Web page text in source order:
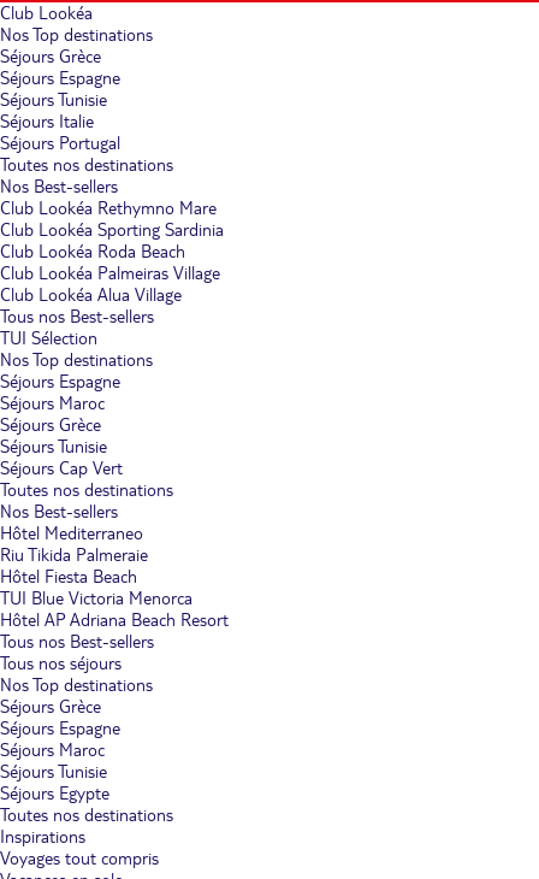
Club Lookéa
Nos Top destinations
Séjours Grèce
Séjours Espagne
Séjours Tunisie
Séjours Italie
Séjours Portugal
Toutes nos destinations
Nos Best-sellers
Club Lookéa Rethymno Mare
Club Lookéa Sporting Sardinia
Club Lookéa Roda Beach
Club Lookéa Palmeiras Village
Club Lookéa Alua Village
Tous nos Best-sellers
TUI Sélection
Nos Top destinations
Séjours Espagne
Séjours Maroc
Séjours Grèce
Séjours Tunisie
Séjours Cap Vert
Toutes nos destinations
Nos Best-sellers
Hôtel Mediterraneo
Riu Tikida Palmeraie
Hôtel Fiesta Beach
TUI Blue Victoria Menorca
Hôtel AP Adriana Beach Resort
Tous nos Best-sellers
Tous nos séjours
Nos Top destinations
Séjours Grèce
Séjours Espagne
Séjours Maroc
Séjours Tunisie
Séjours Egypte
Toutes nos destinations
Inspirations
Voyages tout compris